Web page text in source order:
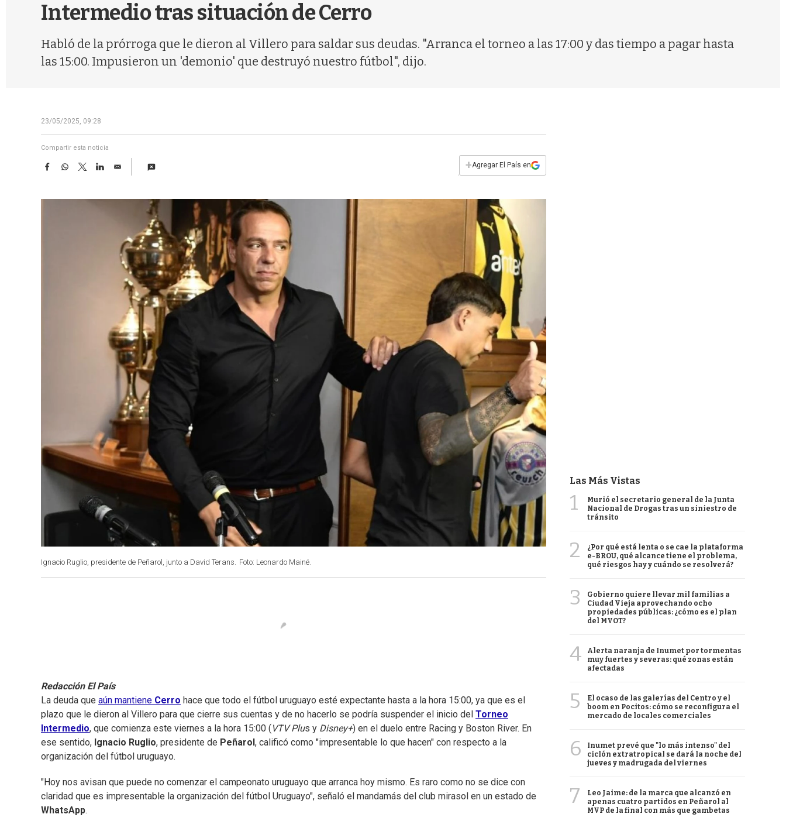
Intermedio tras situación de Cerro
Habló de la prórroga que le dieron al Villero para saldar sus deudas. "Arranca el torneo a las 17:00 y das tiempo a pagar hasta
las 15:00. Impusieron un 'demonio' que destruyó nuestro fútbol", dijo.
23/05/2025, 09:28
Compartir esta noticia
F
e
W
t
T
w
t
L
k
E
i
+Agregar El País en
Ignacio Ruglio, presidente de Peñarol, junto a David Terans. Foto: Leonardo Mainé.
Redacción El País
La deuda que aún mantiene Cerro hace que todo el fútbol uruguayo esté expectante hasta a la hora 15:00, ya que es el
plazo que le dieron al Villero para que cierre sus cuentas y de no hacerlo se podría suspender el inicio del Torneo
Intermedio, que comienza este viernes a la hora 15:00 ( VTV Plus y Disney+) en el duelo entre Racing y Boston River. En
ese sentido, Ignacio Ruglio, presidente de Peñarol , calificó como "impresentable lo que hacen" con respecto a la
organización del fútbol uruguayo.
"Hoy nos avisan que puede no comenzar el campeonato uruguayo que arranca hoy mismo. Es raro como no se dice con
claridad que es impresentable la organización del fútbol Uruguayo", señaló el mandamás del club mirasol en un estado de
WhatsApp.
Las Más Vistas
1
Murió el secretario general de la Junta
Nacional de Drogas tras un siniestro de
tránsito
2
¿Por qué está lenta o se cae la plataforma
e-BROU, qué alcance tiene el problema,
qué riesgos hay y cuándo se resolverá?
3
Gobierno quiere llevar mil familias a
Ciudad Vieja aprovechando ocho
propiedades públicas: ¿cómo es el plan
del MVOT?
4
Alerta naranja de Inumet por tormentas
muy fuertes y severas: qué zonas están
afectadas
5
El ocaso de las galerías del Centro y el
boom en Pocitos: cómo se reconfigura el
mercado de locales comerciales
6
Inumet prevé que "lo más intenso" del
ciclón extratropical se dará la noche del
jueves y madrugada del viernes
7
Leo Jaime: de la marca que alcanzó en
apenas cuatro partidos en Peñarol al
MVP de la final con más que gambetas